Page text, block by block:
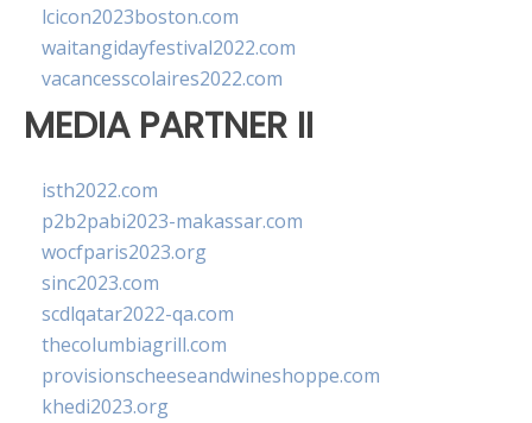
lcicon2023boston.com
waitangidayfestival2022.com
vacancesscolaires2022.com
MEDIA PARTNER II
isth2022.com
p2b2pabi2023-makassar.com
wocfparis2023.org
sinc2023.com
scdlqatar2022-qa.com
thecolumbiagrill.com
provisionscheeseandwineshoppe.com
khedi2023.org